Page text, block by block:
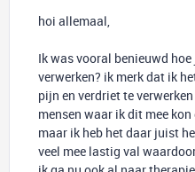
hoi allemaal,
Ik was vooral benieuwd
verwerken? ik merk dat ik
pijn en verdriet te
mensen waar ik dit mee
maar ik heb het daar juist
veel mee lastig val